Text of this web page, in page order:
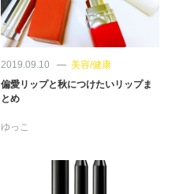
2019.09.10
美容/健康
偏愛リップと秋につけたいリップま
とめ
ゆっこ